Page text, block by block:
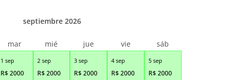
1 sep
R$2000
2 sep
R$2000
3 sep
R$2000
4 sep
R$2000
5 sep
R$2000
septiembre 2026
mar mié jue vie sáb